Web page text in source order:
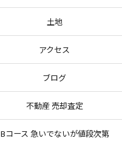
土地
アクセス
ブログ
不動産 売却査定
Bコース 急いでないが値段次第